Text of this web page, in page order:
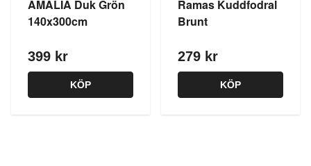
AMALIA Duk Grön
140x300cm
399 kr
KÖP
Ramas Kuddfodral
Brunt
279 kr
KÖP